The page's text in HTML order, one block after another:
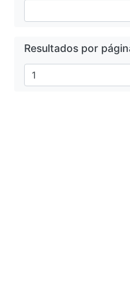
Resultados por página